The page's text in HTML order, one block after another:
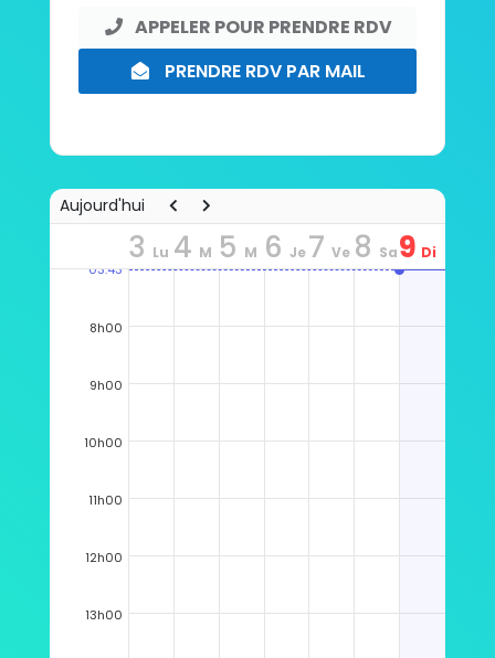
APPELER POUR PRENDRE RDV
PRENDRE RDV PAR MAIL
Aujourd'hui
3 Lu 4 M 5 M 6 Je 7 Ve 8 Sa9 Di
8h00
9h00
10h00
11h00
12h00
13h00
03:43